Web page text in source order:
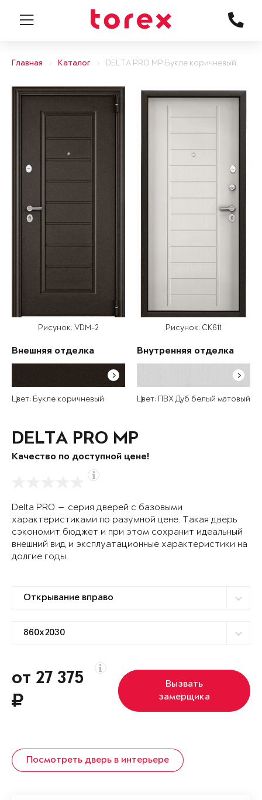
Главная Каталог DELTA PRO MP Букле коричневый
Рисунок: VDM-2
Внешняя отделка
Цвет: Букле коричневый
Рисунок: СК611
Внутренняя отделка
Цвет: ПВХ Дуб белый матовый
DELTA PRO MP
Качество по доступной цене!
Delta PRO — серия дверей с базовыми
характеристиками по разумной цене. Такая дверь
сэкономит бюджет и при этом сохранит идеальный
внешний вид и эксплуатационные характеристики на
долгие годы.
от 27 375
Вызвать
замерщика
Посмотреть дверь в интерьере